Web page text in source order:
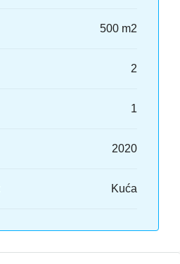
500 m2
2
1
2020
Kuća